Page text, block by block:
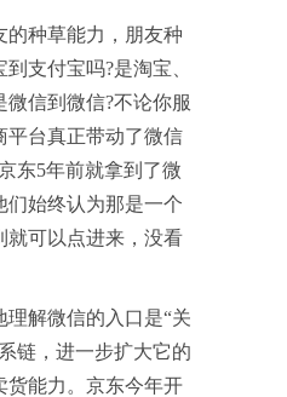
的种草能力，朋友种
支付宝吗?是淘宝、
信到微信?不论你服
平台真正带动了微信
东5年前就拿到了微
们始终认为那是一个
就可以点进来，没看
理解微信的入口是“关
链，进一步扩大它的
货能力。京东今年开